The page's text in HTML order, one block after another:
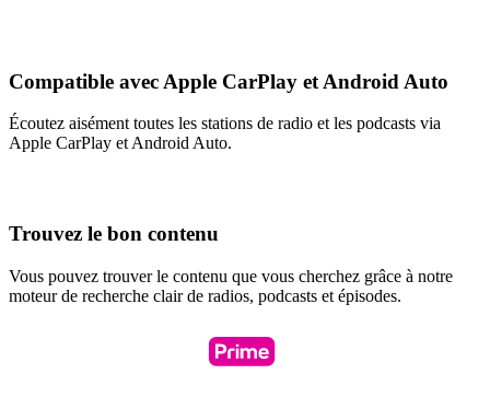
Compatible avec Apple CarPlay et Android Auto
Écoutez aisément toutes les stations de radio et les podcasts via
Apple CarPlay et Android Auto.
Trouvez le bon contenu
Vous pouvez trouver le contenu que vous cherchez grâce à notre
moteur de recherche clair de radios, podcasts et épisodes.